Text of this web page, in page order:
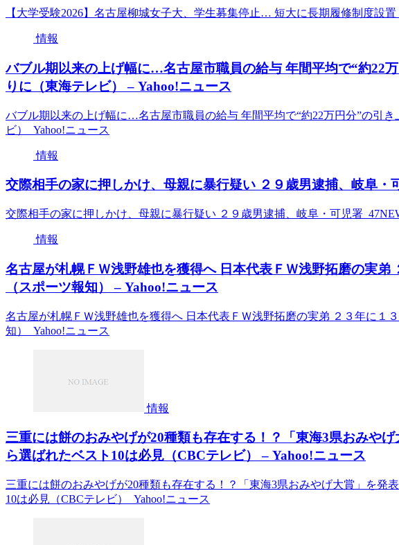
【大学受験2026】名古屋柳城女子大、学生募集停止… 短大に長期履修制度設
情報
バブル期以来の上げ幅に…名古屋市職員の給与 年間平均で“約22
りに（東海テレビ） – Yahoo!ニュース
バブル期以来の上げ幅に…名古屋市職員の給与 年間平均で“約22万円分”の引き
ビ） Yahoo!ニュース
情報
交際相手の家に押しかけ、母親に暴行疑い ２９歳男逮捕、岐阜・
交際相手の家に押しかけ、母親に暴行疑い ２９歳男逮捕、岐阜・可児署
情報
名古屋が札幌ＦＷ浅野雄也を獲得へ 日本代表ＦＷ浅野拓磨の実弟
（スポーツ報知） – Yahoo!ニュース
名古屋が札幌ＦＷ浅野雄也を獲得へ 日本代表ＦＷ浅野拓磨の実弟 ２３年に１
知） Yahoo!ニュース
情報
三重には餅のおみやげが20種類も存在する！？「東海3県おみや
ら選ばれたベスト10は必見（CBCテレビ） – Yahoo!ニュース
三重には餅のおみやげが20種類も存在する！？「東海3県おみやげ大賞」を発
10は必見（CBCテレビ） Yahoo!ニュース